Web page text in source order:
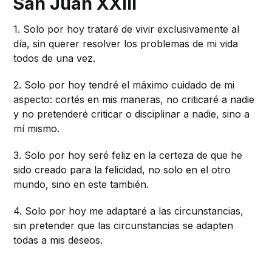
1. Solo por hoy trataré de vivir exclusivamente al
día, sin querer resolver los problemas de mi vida
todos de una vez.
2. Solo por hoy tendré el máximo cuidado de mi
aspecto: cortés en mis maneras, no criticaré a nadie
y no pretenderé criticar o disciplinar a nadie, sino a
mí mismo.
3. Solo por hoy seré feliz en la certeza de que he
sido creado para la felicidad, no solo en el otro
mundo, sino en este también.
4. Solo por hoy me adaptaré a las circunstancias,
sin pretender que las circunstancias se adapten
todas a mis deseos.